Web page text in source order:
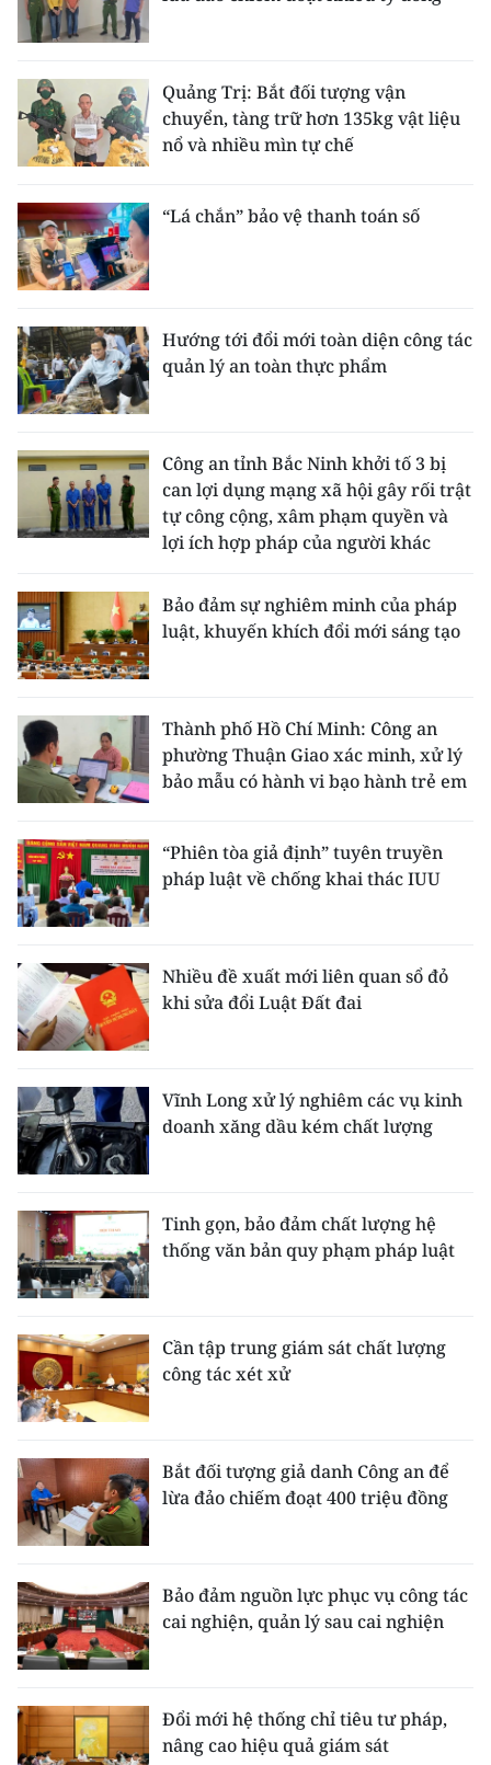
Quảng Trị: Bắt đối tượng vận
chuyển, tàng trữ hơn 135kg vật liệu
nổ và nhiều mìn tự chế
“Lá chắn” bảo vệ thanh toán số
Hướng tới đổi mới toàn diện công tác
quản lý an toàn thực phẩm
Công an tỉnh Bắc Ninh khởi tố 3 bị
can lợi dụng mạng xã hội gây rối trật
tự công cộng, xâm phạm quyền và
lợi ích hợp pháp của người khác
Bảo đảm sự nghiêm minh của pháp
luật, khuyến khích đổi mới sáng tạo
Thành phố Hồ Chí Minh: Công an
phường Thuận Giao xác minh, xử lý
bảo mẫu có hành vi bạo hành trẻ em
“Phiên tòa giả định” tuyên truyền
pháp luật về chống khai thác IUU
Nhiều đề xuất mới liên quan sổ đỏ
khi sửa đổi Luật Đất đai
Vĩnh Long xử lý nghiêm các vụ kinh
doanh xăng dầu kém chất lượng
Tinh gọn, bảo đảm chất lượng hệ
thống văn bản quy phạm pháp luật
Cần tập trung giám sát chất lượng
công tác xét xử
Bắt đối tượng giả danh Công an để
lừa đảo chiếm đoạt 400 triệu đồng
Bảo đảm nguồn lực phục vụ công tác
cai nghiện, quản lý sau cai nghiện
Đổi mới hệ thống chỉ tiêu tư pháp,
nâng cao hiệu quả giám sát